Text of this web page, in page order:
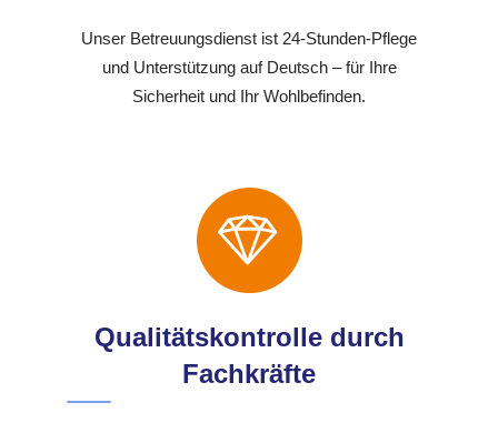
Unser Betreuungsdienst ist 24-Stunden-Pflege
und Unterstützung auf Deutsch – für Ihre
Sicherheit und Ihr Wohlbefinden.
Qualitätskontrolle durch
Fachkräfte